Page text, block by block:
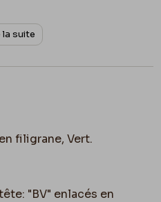
la suite
filigrane, Vert.
"BV" enlacés en